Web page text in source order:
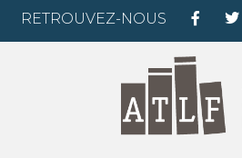
RETROUVEZ-NOUS